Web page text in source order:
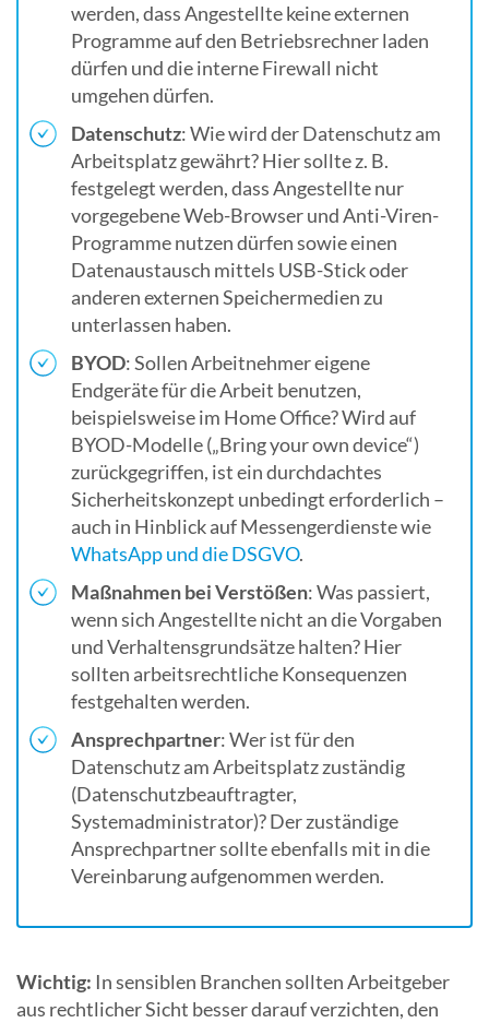
werden, dass Angestellte keine externen
Programme auf den Betriebsrechner laden
dürfen und die interne Firewall nicht
umgehen dürfen.
Datenschutz: Wie wird der Datenschutz am
Arbeitsplatz gewährt? Hier sollte z. B.
festgelegt werden, dass Angestellte nur
vorgegebene Web-Browser und Anti-Viren-
Programme nutzen dürfen sowie einen
Datenaustausch mittels USB-Stick oder
anderen externen Speichermedien zu
unterlassen haben.
BYOD: Sollen Arbeitnehmer eigene
Endgeräte für die Arbeit benutzen,
beispielsweise im Home Office? Wird auf
BYOD-Modelle („Bring your own device“)
zurückgegriffen, ist ein durchdachtes
Sicherheitskonzept unbedingt erforderlich –
auch in Hinblick auf Messengerdienste wie
WhatsApp und die DSGVO.
Maßnahmen bei Verstößen: Was passiert,
wenn sich Angestellte nicht an die Vorgaben
und Verhaltensgrundsätze halten? Hier
sollten arbeitsrechtliche Konsequenzen
festgehalten werden.
Ansprechpartner: Wer ist für den
Datenschutz am Arbeitsplatz zuständig
(Datenschutzbeauftragter,
Systemadministrator)? Der zuständige
Ansprechpartner sollte ebenfalls mit in die
Vereinbarung aufgenommen werden.
Wichtig: In sensiblen Branchen sollten Arbeitgeber
aus rechtlicher Sicht besser darauf verzichten, den